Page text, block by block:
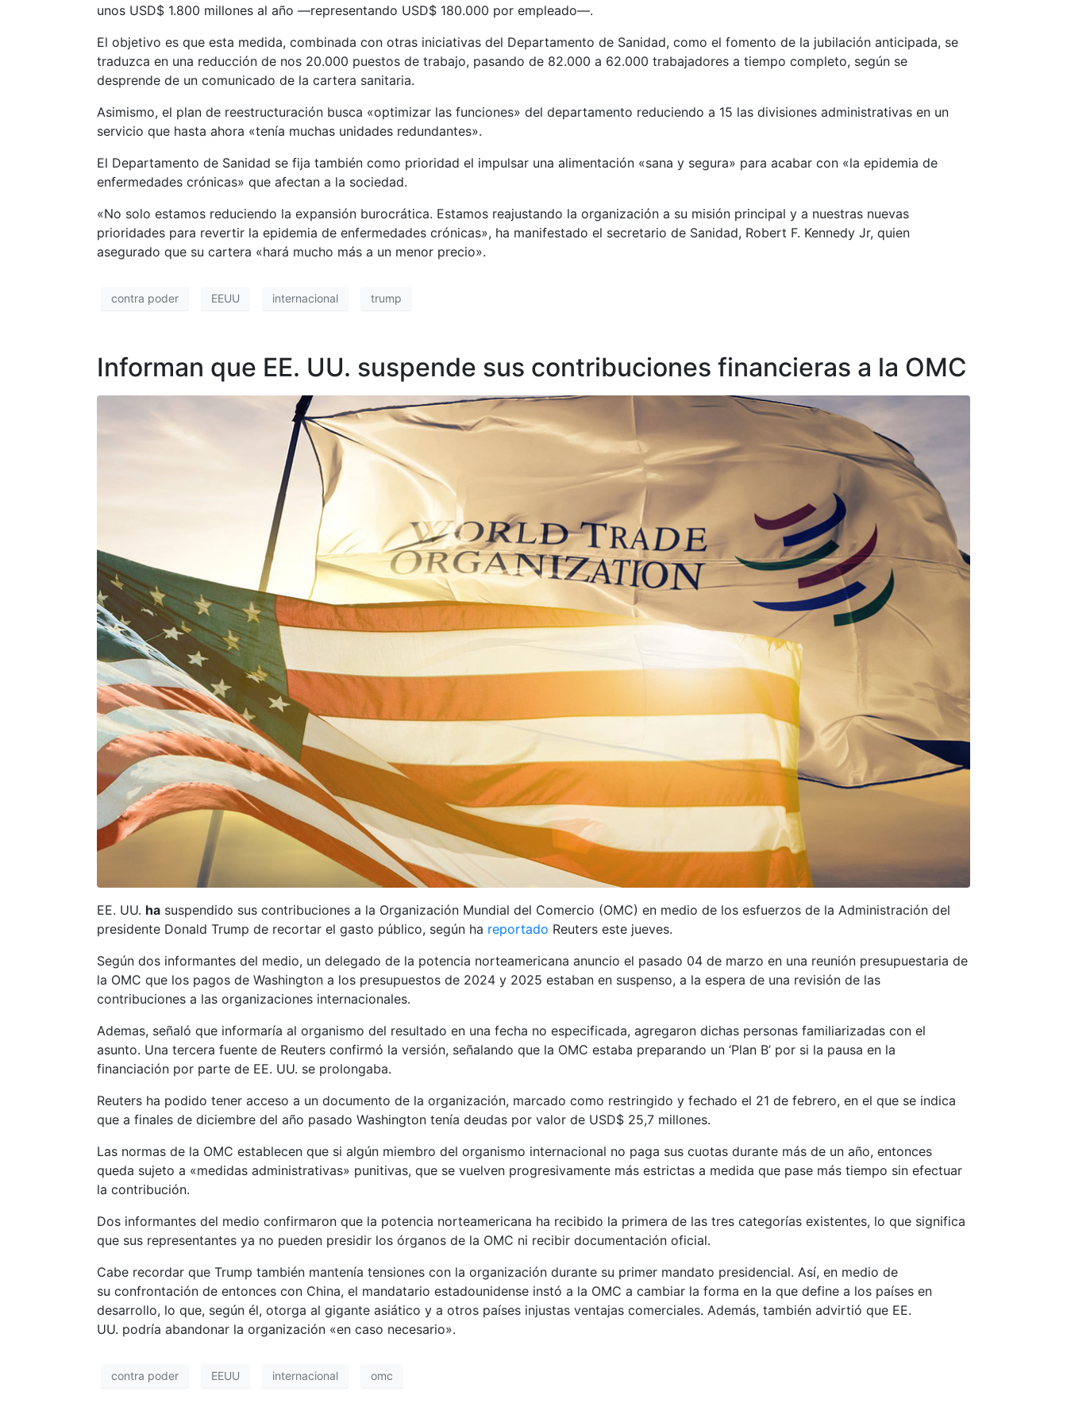
unos USD$ 1.800 millones al año —representando USD$ 180.000 por empleado—.
El objetivo es que esta medida, combinada con otras iniciativas del Departamento de Sanidad, como el fomento de la jubilación anticipada, se
traduzca en una reducción de nos 20.000 puestos de trabajo, pasando de 82.000 a 62.000 trabajadores a tiempo completo, según se
desprende de un comunicado de la cartera sanitaria.
Asimismo, el plan de reestructuración busca «optimizar las funciones» del departamento reduciendo a 15 las divisiones administrativas en un
servicio que hasta ahora «tenía muchas unidades redundantes».
El Departamento de Sanidad se fija también como prioridad el impulsar una alimentación «sana y segura» para acabar con «la epidemia de
enfermedades crónicas» que afectan a la sociedad.
«No solo estamos reduciendo la expansión burocrática. Estamos reajustando la organización a su misión principal y a nuestras nuevas
prioridades para revertir la epidemia de enfermedades crónicas», ha manifestado el secretario de Sanidad, Robert F. Kennedy Jr, quien
asegurado que su cartera «hará mucho más a un menor precio».
contra poder EEUU internacional trump
Informan que EE. UU. suspende sus contribuciones financieras a la OMC
EE. UU. ha suspendido sus contribuciones a la Organización Mundial del Comercio (OMC) en medio de los esfuerzos de la Administración del
presidente Donald Trump de recortar el gasto público, según ha reportado Reuters este jueves.
Según dos informantes del medio, un delegado de la potencia norteamericana anuncio el pasado 04 de marzo en una reunión presupuestaria de
la OMC que los pagos de Washington a los presupuestos de 2024 y 2025 estaban en suspenso, a la espera de una revisión de las
contribuciones a las organizaciones internacionales.
Ademas, señaló que informaría al organismo del resultado en una fecha no especificada, agregaron dichas personas familiarizadas con el
asunto. Una tercera fuente de Reuters confirmó la versión, señalando que la OMC estaba preparando un ‘Plan B’ por si la pausa en la
financiación por parte de EE. UU. se prolongaba.
Reuters ha podido tener acceso a un documento de la organización, marcado como restringido y fechado el 21 de febrero, en el que se indica
que a finales de diciembre del año pasado Washington tenía deudas por valor de USD$ 25,7 millones.
Las normas de la OMC establecen que si algún miembro del organismo internacional no paga sus cuotas durante más de un año, entonces
queda sujeto a «medidas administrativas» punitivas, que se vuelven progresivamente más estrictas a medida que pase más tiempo sin efectuar
la contribución.
Dos informantes del medio confirmaron que la potencia norteamericana ha recibido la primera de las tres categorías existentes, lo que significa
que sus representantes ya no pueden presidir los órganos de la OMC ni recibir documentación oficial.
Cabe recordar que Trump también mantenía tensiones con la organización durante su primer mandato presidencial. Así, en medio de
su confrontación de entonces con China, el mandatario estadounidense instó a la OMC a cambiar la forma en la que define a los países en
desarrollo, lo que, según él, otorga al gigante asiático y a otros países injustas ventajas comerciales. Además, también advirtió que EE.
UU. podría abandonar la organización «en caso necesario».
contra poder EEUU internacional omc